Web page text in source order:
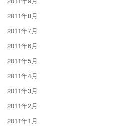
2011年8月
2011年7月
2011年6月
2011年5月
2011年4月
2011年3月
2011年2月
2011年1月